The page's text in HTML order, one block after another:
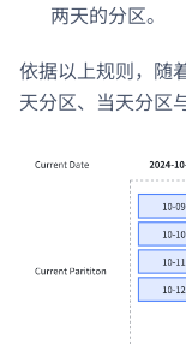
两天的分区。
依据以上规则，随
天分区、当天分区